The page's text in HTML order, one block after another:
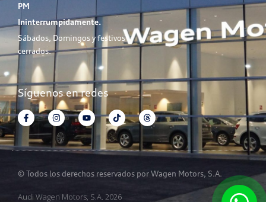
PM
Ininterrumpidamente.
Sábados, Domingos y festivos
cerrados.
Síguenos en redes
© Todos los derechos reservados por Wagen Motors, S.A.
Audi Wagen Motors, S.A. 2026